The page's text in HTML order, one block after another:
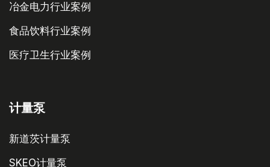
冶金电力行业案例
食品饮料行业案例
医疗卫生行业案例
计量泵
新道茨计量泵
SKEO计量泵